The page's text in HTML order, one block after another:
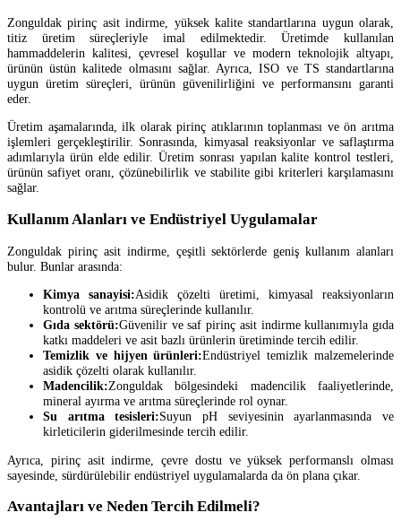
Zonguldak pirinç asit indirme, yüksek kalite standartlarına uygun olarak,
titiz üretim süreçleriyle imal edilmektedir. Üretimde kullanılan
hammaddelerin kalitesi, çevresel koşullar ve modern teknolojik altyapı,
ürünün üstün kalitede olmasını sağlar. Ayrıca, ISO ve TS standartlarına
uygun üretim süreçleri, ürünün güvenilirliğini ve performansını garanti
eder.
Üretim aşamalarında, ilk olarak pirinç atıklarının toplanması ve ön arıtma
işlemleri gerçekleştirilir. Sonrasında, kimyasal reaksiyonlar ve saflaştırma
adımlarıyla ürün elde edilir. Üretim sonrası yapılan kalite kontrol testleri,
ürünün safiyet oranı, çözünebilirlik ve stabilite gibi kriterleri karşılamasını
sağlar.
Kullanım Alanları ve Endüstriyel Uygulamalar
Zonguldak pirinç asit indirme, çeşitli sektörlerde geniş kullanım alanları
bulur. Bunlar arasında:
Kimya sanayisi:Asidik çözelti üretimi, kimyasal reaksiyonların
kontrolü ve arıtma süreçlerinde kullanılır.
Gıda sektörü:Güvenilir ve saf pirinç asit indirme kullanımıyla gıda
katkı maddeleri ve asit bazlı ürünlerin üretiminde tercih edilir.
Temizlik ve hijyen ürünleri:Endüstriyel temizlik malzemelerinde
asidik çözelti olarak kullanılır.
Madencilik:Zonguldak bölgesindeki madencilik faaliyetlerinde,
mineral ayırma ve arıtma süreçlerinde rol oynar.
Su arıtma tesisleri:Suyun pH seviyesinin ayarlanmasında ve
kirleticilerin giderilmesinde tercih edilir.
Ayrıca, pirinç asit indirme, çevre dostu ve yüksek performanslı olması
sayesinde, sürdürülebilir endüstriyel uygulamalarda da ön plana çıkar.
Avantajları ve Neden Tercih Edilmeli?